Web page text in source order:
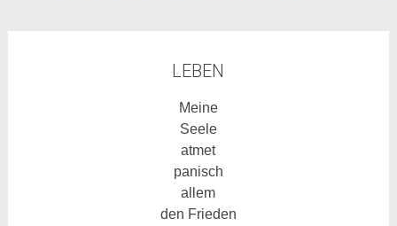
LEBEN
Meine
Seele
atmet
panisch
allem
den Frieden